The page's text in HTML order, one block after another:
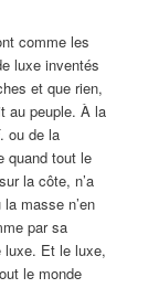
comme les
luxe inventés
et que rien,
au peuple. À la
ou de la
quand tout le
la côte, n’a
masse n’en
par sa
luxe. Et le luxe,
le monde